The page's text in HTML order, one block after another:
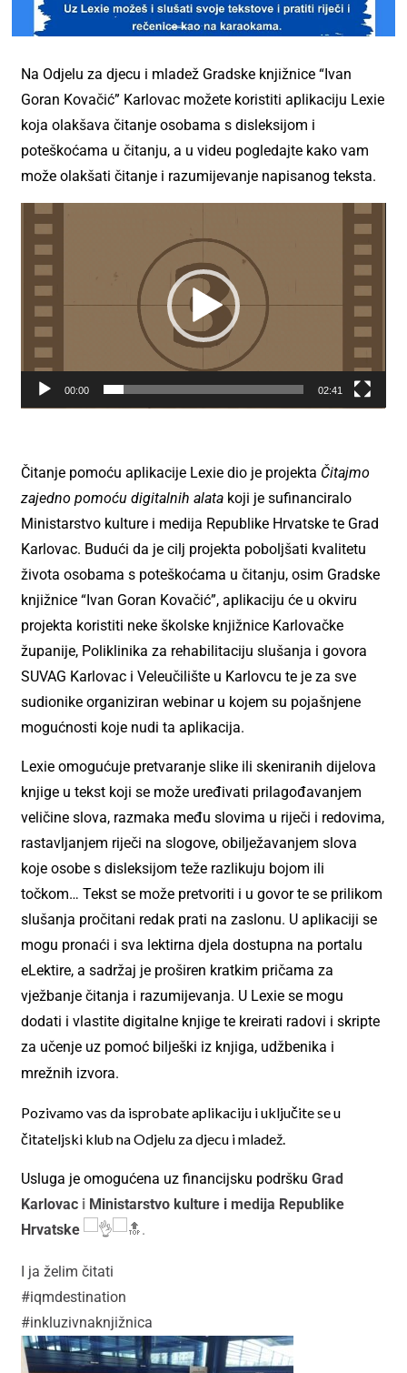
Na Odjelu za djecu i mladež Gradske knjižnice “Ivan
Goran Kovačić” Karlovac možete koristiti aplikaciju Lexie
koja olakšava čitanje osobama s disleksijom i
poteškoćama u čitanju, a u videu pogledajte kako vam
može olakšati čitanje i razumijevanje napisanog teksta.
Reproduktor
videozapisa
00:00 02:41
Čitanje pomoću aplikacije Lexie dio je projekta Čitajmo
zajedno pomoću digitalnih alata koji je sufinanciralo
Ministarstvo kulture i medija Republike Hrvatske te Grad
Karlovac. Budući da je cilj projekta poboljšati kvalitetu
života osobama s poteškoćama u čitanju, osim Gradske
knjižnice “Ivan Goran Kovačić”, aplikaciju će u okviru
projekta koristiti neke školske knjižnice Karlovačke
županije, Poliklinika za rehabilitaciju slušanja i govora
SUVAG Karlovac i Veleučilište u Karlovcu te je za sve
sudionike organiziran webinar u kojem su pojašnjene
mogućnosti koje nudi ta aplikacija.
Lexie omogućuje pretvaranje slike ili skeniranih dijelova
knjige u tekst koji se može uređivati prilagođavanjem
veličine slova, razmaka među slovima u riječi i redovima,
rastavljanjem riječi na slogove, obilježavanjem slova
koje osobe s disleksijom teže razlikuju bojom ili
točkom… Tekst se može pretvoriti i u govor te se prilikom
slušanja pročitani redak prati na zaslonu. U aplikaciji se
mogu pronaći i sva lektirna djela dostupna na portalu
eLektire, a sadržaj je proširen kratkim pričama za
vježbanje čitanja i razumijevanja. U Lexie se mogu
dodati i vlastite digitalne knjige te kreirati radovi i skripte
za učenje uz pomoć bilješki iz knjiga, udžbenika i
mrežnih izvora.
Pozivamo vas da isprobate aplikaciju i uključite se u
čitateljski klub na Odjelu za djecu i mladež.
Usluga je omogućena uz financijsku podršku Grad
Karlovac i Ministarstvo kulture i medija Republike
Hrvatske
.
I ja želim čitati
#iqmdestination
#inkluzivnaknjižnica